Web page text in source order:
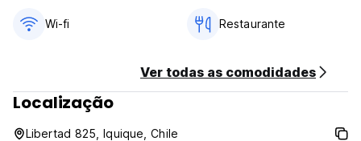
Wi-fi Restaurante
Ver todas as comodidades
Localização
Libertad 825, Iquique, Chile